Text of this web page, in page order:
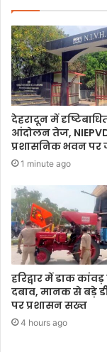
देहरादून में
आंदोलन तेज,
प्रशासनिक भवन पर
1 minute ago
हरिद्वार में डाक
दबाव, मानक से बड़े
पर प्रशासन सख्त
4 hours ago